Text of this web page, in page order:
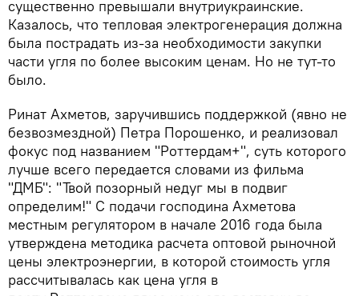
существенно превышали внутриукраинские.
Казалось, что тепловая электрогенерация должна
была пострадать из-за необходимости закупки
части угля по более высоким ценам. Но не тут-то
было.
Ринат Ахметов, заручившись поддержкой (явно не
безвозмездной) Петра Порошенко, и реализовал
фокус под названием "Роттердам+", суть которого
лучше всего передается словами из фильма
"ДМБ": "Твой позорный недуг мы в подвиг
определим!" С подачи господина Ахметова
местным регулятором в начале 2016 года была
утверждена методика расчета оптовой рыночной
цены электроэнергии, в которой стоимость угля
рассчитывалась как цена угля в